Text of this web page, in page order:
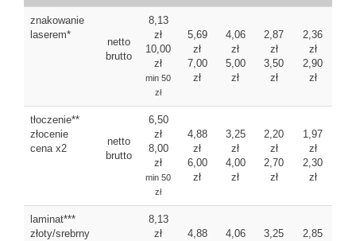
znakowanie
laserem*
netto
brutto
8,13
zł
10,00
zł
min 50
zł
5,69
zł
7,00
zł
4,06
zł
5,00
zł
2,87
zł
3,50
zł
2,36
zł
2,90
zł
tłoczenie**
złocenie
cena x2
netto
brutto
6,50
zł
8,00
zł
min 50
zł
4,88
zł
6,00
zł
3,25
zł
4,00
zł
2,20
zł
2,70
zł
1,97
zł
2,30
zł
laminat***
złoty/srebrny
8,13
zł
4,88
4,06
3,25
2,85